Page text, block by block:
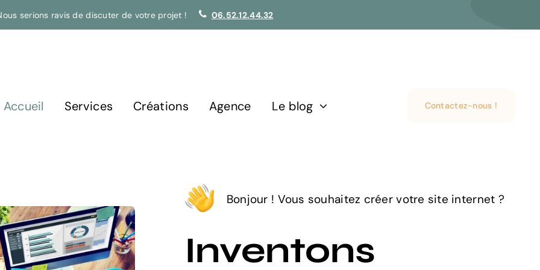
serions ravis de discuter de votre projet ! 06.52.12.44.32
Accueil Services Créations Agence Le blog Contactez-nous !
Bonjour ! Vous souhaitez créer votre site internet ?
Inventons